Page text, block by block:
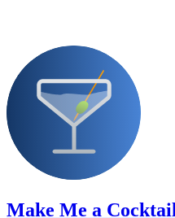
Make Me a Cocktail